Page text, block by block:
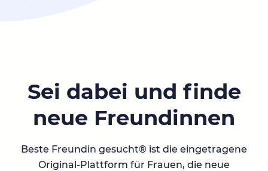
Sei dabei und finde
neue Freundinnen
Beste Freundin gesucht® ist die eingetragene
Original-Plattform für Frauen, die neue